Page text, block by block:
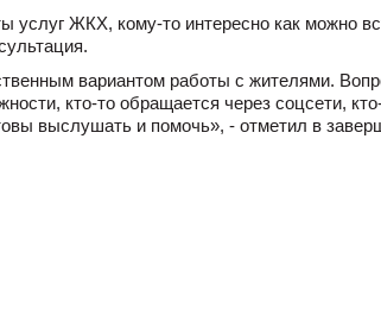
услуг ЖКХ, кому-то интересно как можно
вариантом работы с жителями.
кто-то обращается через соцсети,
выслушать и помочь», - отметил в